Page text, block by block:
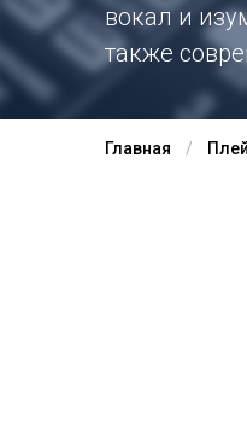
вокал и
также
Главная